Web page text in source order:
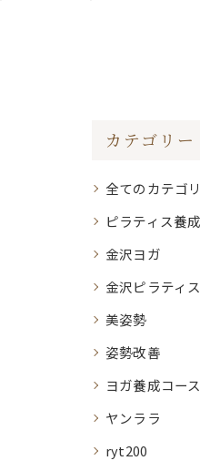
カテゴリー
全てのカテゴ
ピラティス養
金沢ヨガ
金沢ピラティス
美姿勢
姿勢改善
ヨガ養成コース
ヤンララ
ryt200